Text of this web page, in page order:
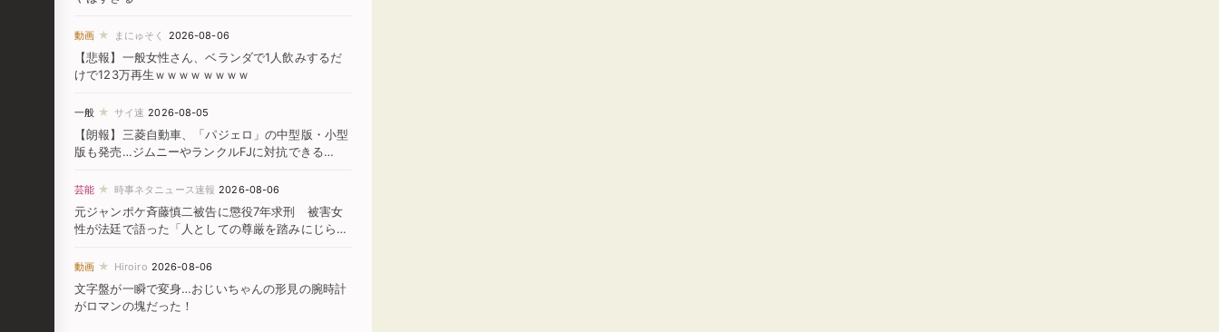
動画 ★ まにゅそく 2026-08-06
【悲報】一般女性さん、ベランダで1人飲みするだ
けで123万再生ｗｗｗｗｗｗｗｗ
一般 ★ サイ速 2026-08-05
【朗報】三菱自動車、「パジェロ」の中型版・小型
版も発売…ジムニーやランクルFJに対抗できる
芸能 ★ 時事ネタニュース速報 2026-08-06
元ジャンポケ斉藤慎二被告に懲役7年求刑 被害女
性が法廷で語った「人としての尊厳を踏みにじられ
動画 ★ Hiroiro 2026-08-06
文字盤が一瞬で変身…おじいちゃんの形見の腕時計
がロマンの塊だった！